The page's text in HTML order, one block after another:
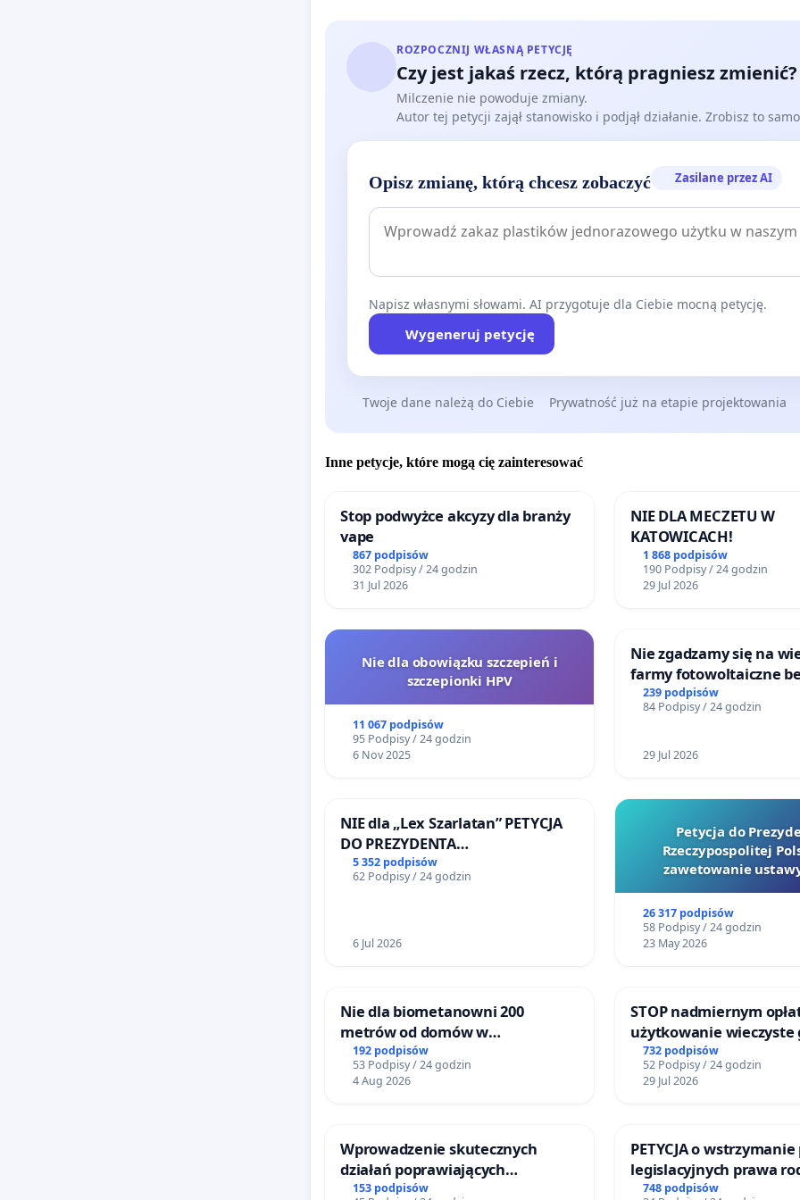
ROZPOCZNIJ WŁASNĄ PETYCJĘ
Czy jest jakaś rzecz, którą pragniesz zmienić?
Milczenie nie powoduje zmiany.
Autor tej petycji zajął stanowisko i podjął działanie. Zrobisz to
Opisz zmianę, którą chcesz zobaczyć Zasilane przez AI
Napisz własnymi słowami. AI przygotuje dla Ciebie mocną petycję.
Wygeneruj petycję
Twoje dane należą do Ciebie Prywatność już na etapie projektowania
Inne petycje, które mogą cię zainteresować
Stop podwyżce akcyzy dla branży
vape
867 podpisów
302 Podpisy / 24 godzin
31 Jul 2026
NIE DLA MECZETU W
KATOWICACH!
1 868 podpisów
190 Podpisy / 24 godzin
29 Jul 2026
Nie dla obowiązku szczepień i
szczepionki HPV
11 067 podpisów
95 Podpisy / 24 godzin
6 Nov 2025
Nie zgadzamy się na
farmy fotowoltaiczne
rzetelnych analiz i
mieszkańców
239 podpisów
84 Podpisy / 24 godzin
29 Jul 2026
NIE dla „Lex Szarlatan” PETYCJA
DO PREZYDENTA
RZECZYPOSPOLITEJ POLSKIEJ
5 352 podpisów
62 Podpisy / 24 godzin
6 Jul 2026
Petycja do
Rzeczypospolitej
zawetowanie
26 317 podpisów
58 Podpisy / 24 godzin
23 May 2026
Nie dla biometanowni 200
metrów od domów w
Biernatkach, gm. Wądroże
Wielkie
192 podpisów
53 Podpisy / 24 godzin
4 Aug 2026
STOP nadmiernym
użytkowanie
zajmowanych przez
ogrody działkowe.
732 podpisów
52 Podpisy / 24 godzin
29 Jul 2026
Wprowadzenie skutecznych
działań poprawiających
bezpieczeństwo na ulicy
153 podpisów
PETYCJA o
legislacyjnych prawa
narażających ofiary
748 podpisów